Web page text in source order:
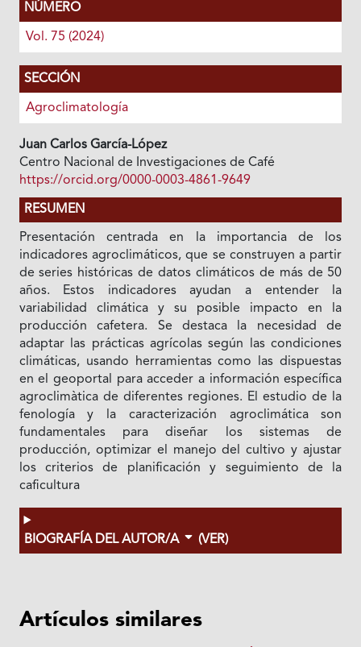
NÚMERO
Vol. 75 (2024)
SECCIÓN
Agroclimatología
Juan Carlos García-López
Centro Nacional de Investigaciones de Café
https://orcid.org/0000-0003-4861-9649
RESUMEN
Presentación centrada en la importancia de los
indicadores agroclimáticos, que se construyen a partir
de series históricas de datos climáticos de más de 50
años. Estos indicadores ayudan a entender la
variabilidad climática y su posible impacto en la
producción cafetera. Se destaca la necesidad de
adaptar las prácticas agrícolas según las condiciones
climáticas, usando herramientas como las dispuestas
en el geoportal para acceder a información específica
agroclimàtica de diferentes regiones. El estudio de la
fenología y la caracterización agroclimática son
fundamentales para diseñar los sistemas de
producción, optimizar el manejo del cultivo y ajustar
los criterios de planificación y seguimiento de la
caficultura
BIOGRAFÍA DEL AUTOR/A (VER)
Artículos similares